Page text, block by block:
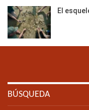
El
BÚSQUEDA